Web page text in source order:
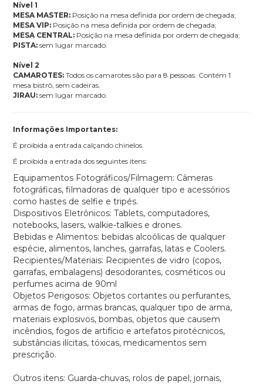
Nível 1
MESA MASTER: Posição na mesa definida por ordem de chegada;
MESA VIP: Posição na mesa definida por ordem de chegada;
MESA CENTRAL: Posição na mesa definida por ordem de chegada;
PISTA:sem lugar marcado.
Nível 2
CAMAROTES: Todos os camarotes são para 8 pessoas. Contém 1
mesa bistrô, sem cadeiras.
JIRAU: sem lugar marcado.
Informações Importantes:
É proibida a entrada calçando chinelos.
É proibida a entrada dos seguintes itens:
Equipamentos Fotográficos/Filmagem: Câmeras
fotográficas, filmadoras de qualquer tipo e acessórios
como hastes de selfie e tripés.
Dispositivos Eletrônicos: Tablets, computadores,
notebooks, lasers, walkie-talkies e drones.
Bebidas e Alimentos: bebidas alcoólicas de qualquer
espécie, alimentos, lanches, garrafas, latas e Coolers.
Recipientes/Materiais: Recipientes de vidro (copos,
garrafas, embalagens) desodorantes, cosméticos ou
perfumes acima de 90ml
Objetos Perigosos: Objetos cortantes ou perfurantes,
armas de fogo, armas brancas, qualquer tipo de arma,
materiais explosivos, bombas, objetos que causem
incêndios, fogos de artifício e artefatos pirotécnicos,
substâncias ilícitas, tóxicas, medicamentos sem
prescrição.
Outros itens: Guarda-chuvas, rolos de papel, jornais,